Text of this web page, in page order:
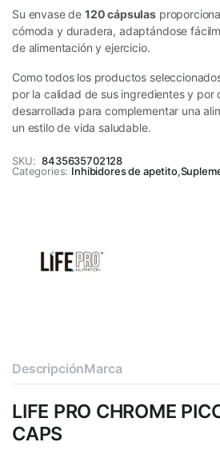
Su envase de 120 cápsulas
cómoda y duradera, adaptándose
de alimentación y ejercicio.
Como todos los productos
por la calidad de sus ingredientes y por
desarrollada para complementar una
un estilo de vida saludable.
SKU: 8435635702128
Categories: Inhibidores de apetito,
DescripciónMarca
LIFE PRO CHROME
CAPS